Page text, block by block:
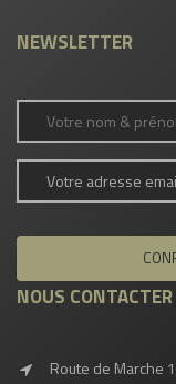
NEWSLETTER
NOUS CONTACTER
Route de Marche